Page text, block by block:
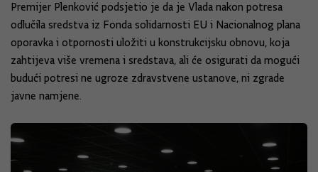
Premijer Plenković podsjetio je da je Vlada nakon potresa
odlučila sredstva iz Fonda solidarnosti EU i Nacionalnog plana
oporavka i otpornosti uložiti u konstrukcijsku obnovu, koja
zahtijeva više vremena i sredstava, ali će osigurati da mogući
budući potresi ne ugroze zdravstvene ustanove, ni zgrade
javne namjene.